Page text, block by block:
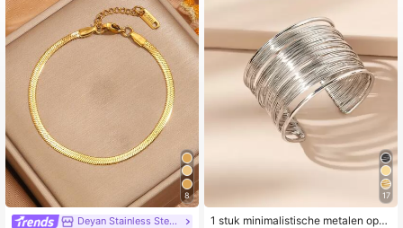
8
Deyan Stainless Steel Jewelry
17
1 stuk minimalistische metalen ope